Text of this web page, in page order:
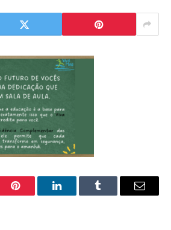
Pinterest LinkedInTumblr Email